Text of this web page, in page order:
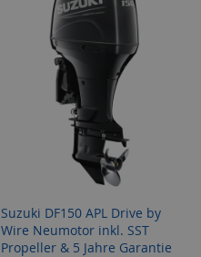
HINZUFÜGEN
HINZUFÜGEN
Suzuki DF150 APL Drive by
Wire Neumotor inkl. SST
Propeller & 5 Jahre Garantie